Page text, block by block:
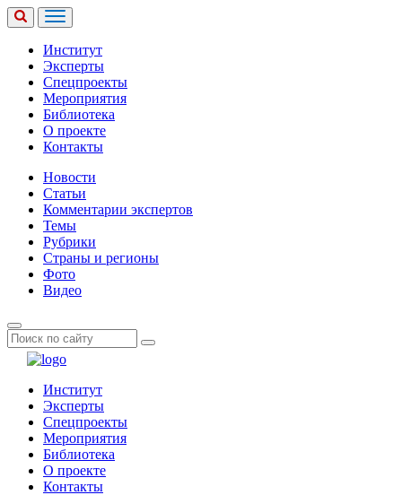
Институт
Эксперты
Спецпроекты
Мероприятия
Библиотека
О проекте
Контакты
Новости
Статьи
Комментарии экспертов
Темы
Рубрики
Страны и регионы
Фото
Видео
Институт
Эксперты
Спецпроекты
Мероприятия
Библиотека
О проекте
Контакты